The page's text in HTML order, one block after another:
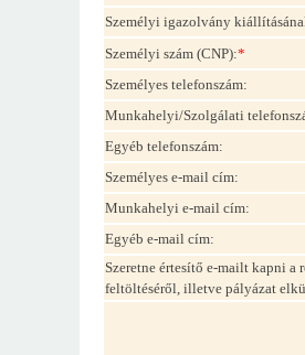
Személyi igazolvány
Személyi szám (CNP):*
Személyes telefonszám:
Munkahelyi/Szolgálati
Egyéb telefonszám:
Személyes e-mail cím:
Munkahelyi e-mail cím:
Egyéb e-mail cím:
Szeretne értesítő e-mailt kapni a
feltöltéséről, illetve pályázat